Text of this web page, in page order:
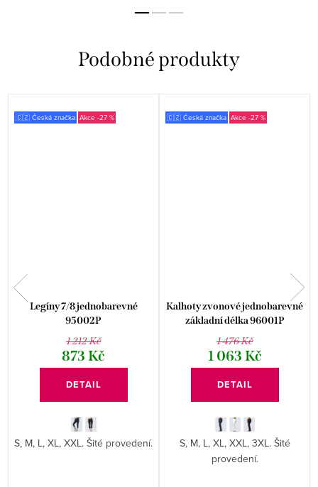
🇨🇿 Česká značka -27 %
Legíny 7/8 jednobarevné
95002P
1 212 Kč
873 Kč
DETAIL
S, M, L, XL, XXL. Šité provedení.
🇨🇿 Česká značka -27 %
Kalhoty zvonové jednobarevné
základní délka 96001P
1 476 Kč
1 063 Kč
DETAIL
S, M, L, XL, XXL, 3XL. Šité
provedení.